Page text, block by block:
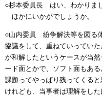
○杉本委員長 はい、わかりま
ほかにいかがでしょうか。
○山内委員
紛争解決等を図る
協議をして、重ねていってい
が和解したというケースが当
ード面とかで、ソフト面もあ
課題ってやっぱり残ってくる
けれども、当事者は理解をし